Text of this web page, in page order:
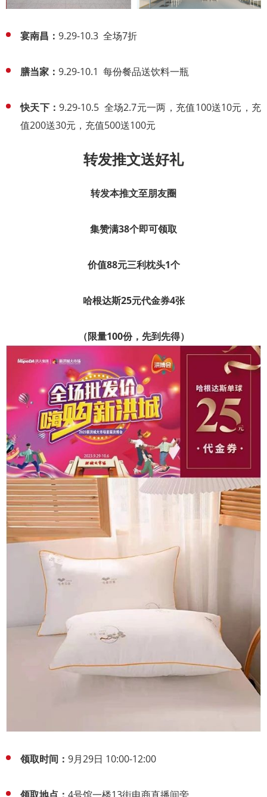
宴南昌： 9.29-10.3 全场7折
膳当家： 9.29-10.1 每份餐品送饮料一瓶
快天下：9.29-10.5 全场2.7元一两，充值100送10元，充
值200送30元，充值500送100元
转发推文送好礼
转发本推文至朋友圈
集赞满38个即可领取
价值88元三利枕头1个
哈根达斯25元代金券4张
（限量100份，先到先得）
领取时间： 9月29日 10:00-12:00